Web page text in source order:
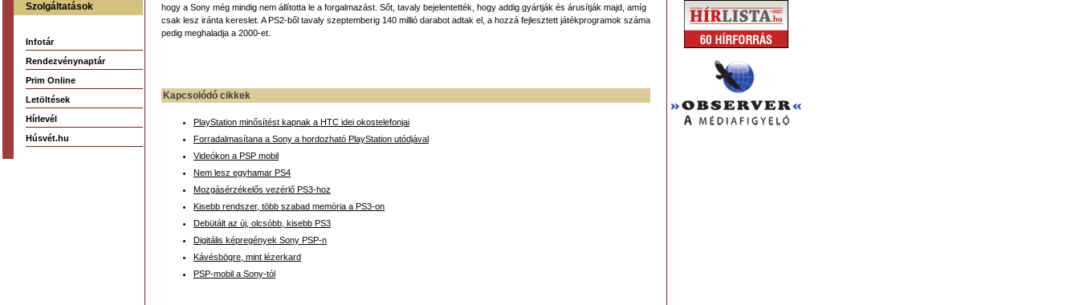
Szolgáltatások
Infotár
Rendezvénynaptár
Prim Online
Letöltések
Hírlevél
Húsvét.hu
hogy a Sony még mindig nem állította le a forgalmazást. Sőt, tavaly bejelentették, hogy addig gyártják és árusítják majd, amíg
csak lesz iránta kereslet. A PS2-ből tavaly szeptemberig 140 millió darabot adtak el, a hozzá fejlesztett játékprogramok száma
pedig meghaladja a 2000-et.
Kapcsolódó cikkek
PlayStation minősítést kapnak a HTC idei okostelefonjai
Forradalmasítana a Sony a hordozható PlayStation utódjával
Videókon a PSP mobil
Nem lesz egyhamar PS4
Mozgásérzékelős vezérlő PS3-hoz
Kisebb rendszer, több szabad memória a PS3-on
Debütált az új, olcsóbb, kisebb PS3
Digitális képregények Sony PSP-n
Kávésbögre, mint lézerkard
PSP-mobil a Sony-tól